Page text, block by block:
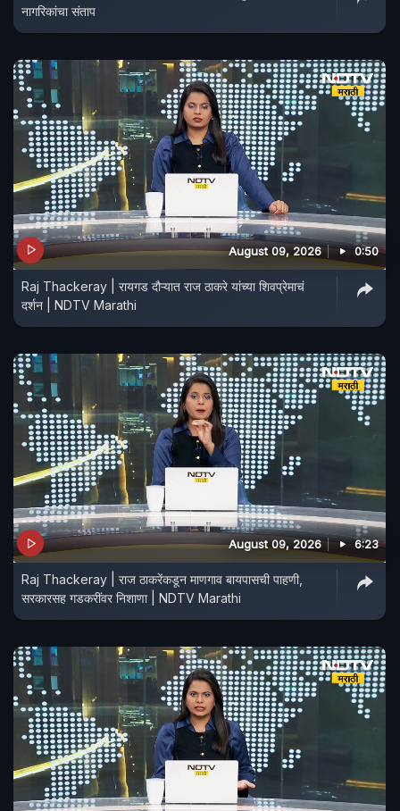
नागरिकांचा संताप
August 09, 2026 0:50
Raj Thackeray | रायगड दौऱ्यात राज ठाकरे यांच्या शिवप्रेमाचं
दर्शन | NDTV Marathi
August 09, 2026 6:23
Raj Thackeray | राज ठाकरेंकडून माणगाव बायपासची पाहणी,
सरकारसह गडकरींवर निशाणा | NDTV Marathi